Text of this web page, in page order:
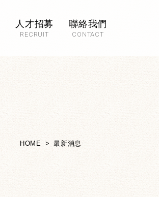
人才招募
RECRUIT
聯絡我們
CONTACT
HOME 最新消息